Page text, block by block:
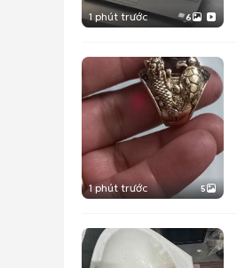
1 phút trước 6
1 phút trước 5